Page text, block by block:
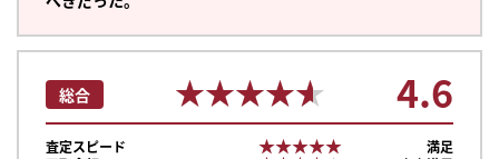
総合 ★★★★★
★★★★★ 4.6
査定スピード ★★★★★
★★★★★
満足